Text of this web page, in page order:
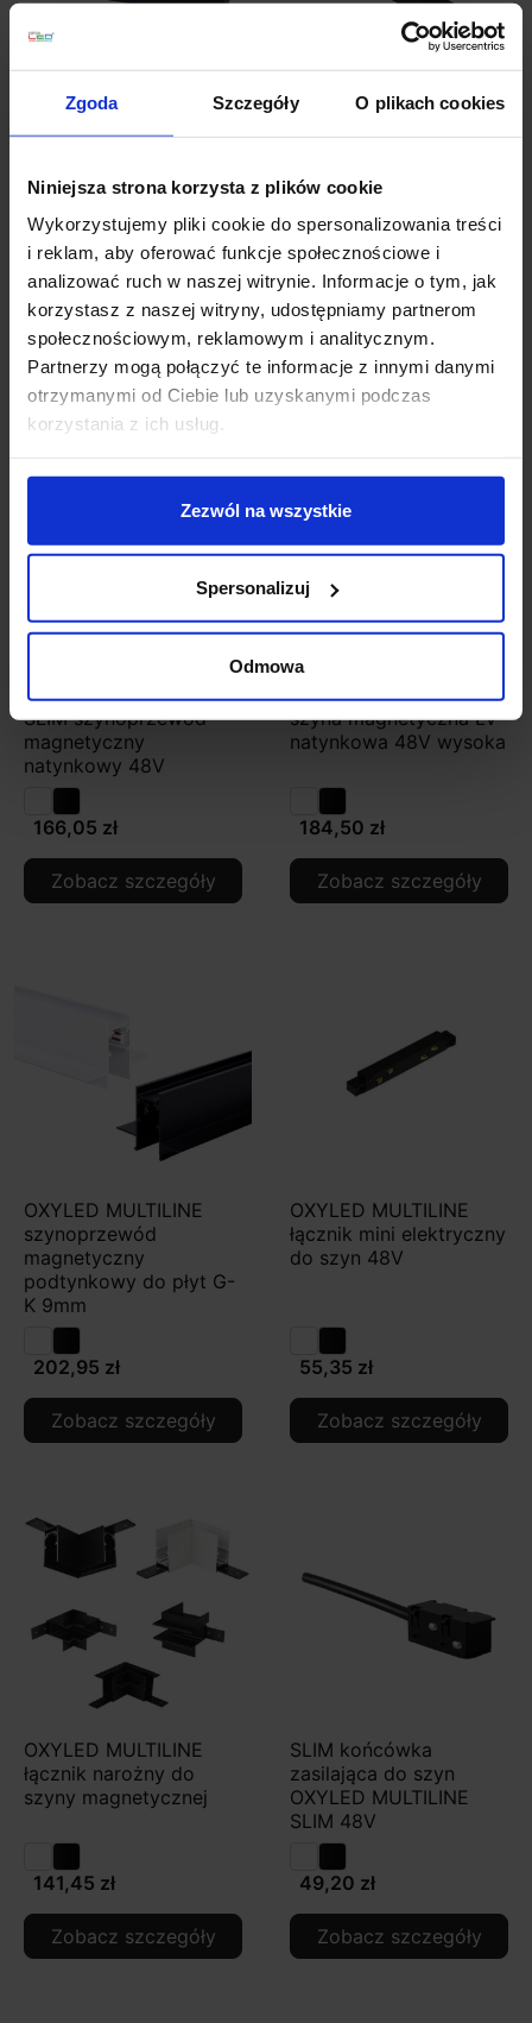
Zgoda Szczegóły O plikach cookies
Niniejsza strona korzysta z plików cookie
Wykorzystujemy pliki cookie do spersonalizowania treści
i reklam, aby oferować funkcje społecznościowe i
analizować ruch w naszej witrynie. Informacje o tym, jak
korzystasz z naszej witryny, udostępniamy partnerom
społecznościowym, reklamowym i analitycznym.
Partnerzy mogą połączyć te informacje z innymi danymi
otrzymanymi od Ciebie lub uzyskanymi podczas
korzystania z ich usług.
Zezwól na wszystkie
Spersonalizuj
Odmowa
Multiline zasilacz 48V
wpinany w szyny
magnetyczne 100W-
300W
344,40 zł
Zobacz szczegóły
OXYLED MULTILINE
końcówka zasilająca do
szyn 48V
43,05 zł
Zobacz szczegóły
OXYLED MULTILINE
SLIM szynoprzewód
magnetyczny
natynkowy 48V
166,05 zł
Zobacz szczegóły
OXYLED MULTILINE
szyna magnetyczna LV
natynkowa 48V wysoka
184,50 zł
Zobacz szczegóły
OXYLED MULTILINE
szynoprzewód
magnetyczny
podtynkowy do płyt G-
K 9mm
202,95 zł
Zobacz szczegóły
OXYLED MULTILINE
łącznik mini elektryczny
do szyn 48V
55,35 zł
Zobacz szczegóły
OXYLED MULTILINE
łącznik narożny do
szyny magnetycznej
141,45 zł
Zobacz szczegóły
SLIM końcówka
zasilająca do szyn
OXYLED MULTILINE
SLIM 48V
49,20 zł
Zobacz szczegóły